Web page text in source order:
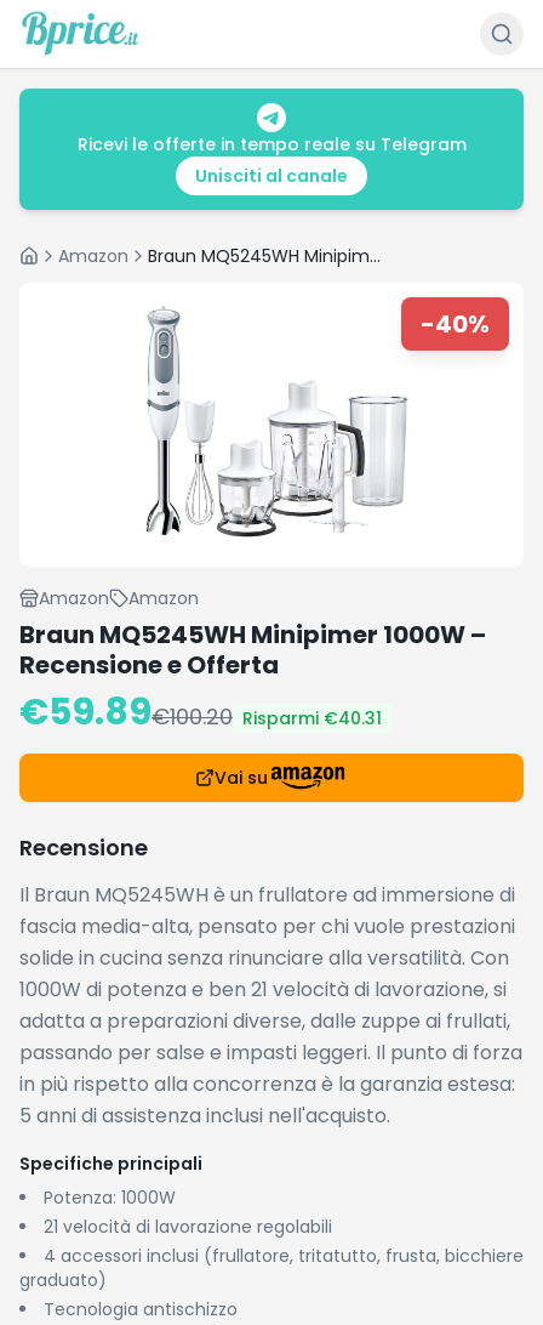
Ricevi le offerte in tempo reale su Telegram
Unisciti al canale
HomeAmazon Braun MQ5245WH Minipimer 1000W – Recensione e Offerta
-40%
Amazon Amazon
Braun MQ5245WH Minipimer 1000W –
Recensione e Offerta
€59.89€100.20 Risparmi €40.31
Vai su
Recensione
Il Braun MQ5245WH è un frullatore ad immersione di
fascia media-alta, pensato per chi vuole prestazioni
solide in cucina senza rinunciare alla versatilità. Con
1000W di potenza e ben 21 velocità di lavorazione, si
adatta a preparazioni diverse, dalle zuppe ai frullati,
passando per salse e impasti leggeri. Il punto di forza
in più rispetto alla concorrenza è la garanzia estesa:
5 anni di assistenza inclusi nell'acquisto.
Specifiche principali
Potenza: 1000W
21 velocità di lavorazione regolabili
4 accessori inclusi (frullatore, tritatutto, frusta, bicchiere
graduato)
Tecnologia antischizzo